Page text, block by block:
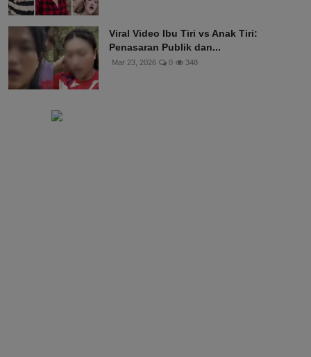
Viral Video Ibu Tiri vs Anak Tiri:
Penasaran Publik dan...
Mar 23, 2026 0 348